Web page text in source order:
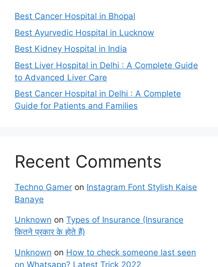
Best Cancer Hospital in Bhopal
Best Ayurvedic Hospital in Lucknow
Best Kidney Hospital in India
Best Liver Hospital in Delhi : A Complete Guide
to Advanced Liver Care
Best Cancer Hospital in Delhi : A Complete
Guide for Patients and Families
Recent Comments
Techno Gamer on Instagram Font Stylish Kaise
Banaye
Unknown on Types of Insurance (Insurance
कितने प्रकार के होते हैं)
Unknown on How to check someone last seen
on Whatsapp? Latest Trick 2022